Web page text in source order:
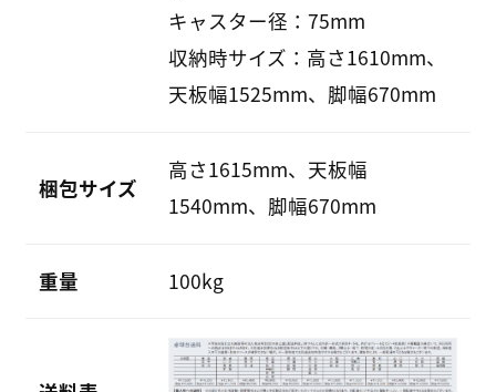
キャスター径：75mm
収納時サイズ：高さ1610mm、
天板幅1525mm、脚幅670mm
梱包サイズ
高さ1615mm、天板幅
1540mm、脚幅670mm
重量 100kg